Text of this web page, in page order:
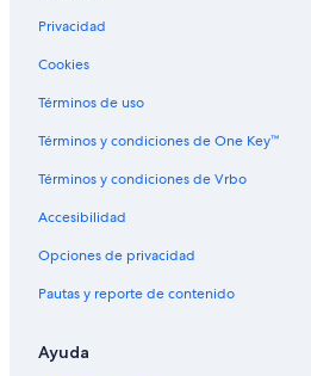
Privacidad
Cookies
Términos de uso
Términos y condiciones de One Key™
Términos y condiciones de Vrbo
Accesibilidad
Opciones de privacidad
Pautas y reporte de contenido
Ayuda